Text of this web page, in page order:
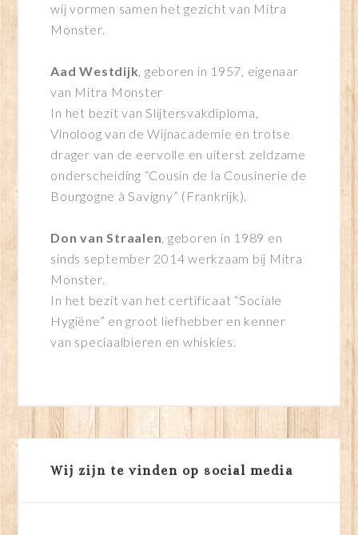
wij vormen samen het gezicht van Mitra
Monster.
Aad Westdijk, geboren in 1957, eigenaar
van Mitra Monster
In het bezit van Slijtersvakdiploma,
Vinoloog van de Wijnacademie en trotse
drager van de eervolle en uiterst zeldzame
onderscheiding “Cousin de la Cousinerie de
Bourgogne à Savigny” (Frankrijk).
Don van Straalen, geboren in 1989 en
sinds september 2014 werkzaam bij Mitra
Monster.
In het bezit van het certificaat “Sociale
Hygiëne” en groot liefhebber en kenner
van speciaalbieren en whiskies.
Wij zijn te vinden op social media